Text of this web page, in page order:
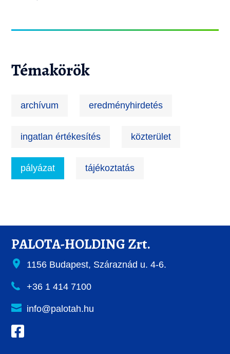
Témakörök
archívum eredményhirdetés
ingatlan értékesítés közterület
pályázat tájékoztatás
PALOTA-HOLDING Zrt.
1156 Budapest, Száraznád u. 4-6.
+36 1 414 7100
info@palotah.hu